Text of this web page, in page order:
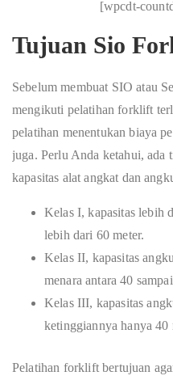
[wpcdt-
Tujuan Sio
Sebelum membuat SIO atau
mengikuti pelatihan forklift
pelatihan menentukan biaya
juga. Perlu Anda ketahui, ada
kapasitas alat angkat dan
Kelas I, kapasitas lebih
lebih dari 60 meter.
Kelas II, kapasitas
menara antara 40
Kelas III, kapasitas
ketinggiannya hanya 40
Pelatihan forklift bertujuan